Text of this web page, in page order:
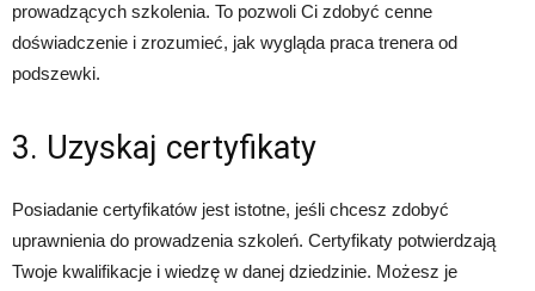
prowadzących szkolenia. To pozwoli Ci zdobyć cenne
doświadczenie i zrozumieć, jak wygląda praca trenera od
podszewki.
3. Uzyskaj certyfikaty
Posiadanie certyfikatów jest istotne, jeśli chcesz zdobyć
uprawnienia do prowadzenia szkoleń. Certyfikaty potwierdzają
Twoje kwalifikacje i wiedzę w danej dziedzinie. Możesz je